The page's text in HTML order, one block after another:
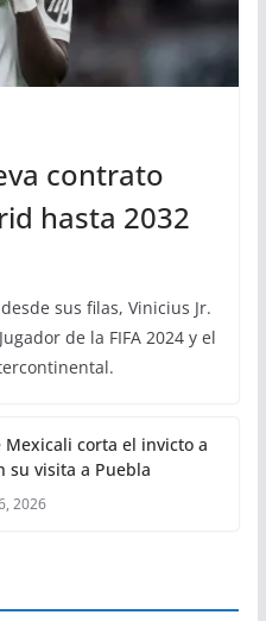
contrato
hasta 2032
sus filas, Vinicius Jr.
de la FIFA 2024 y el
Mexicali corta el invicto a
su visita a Puebla
2026